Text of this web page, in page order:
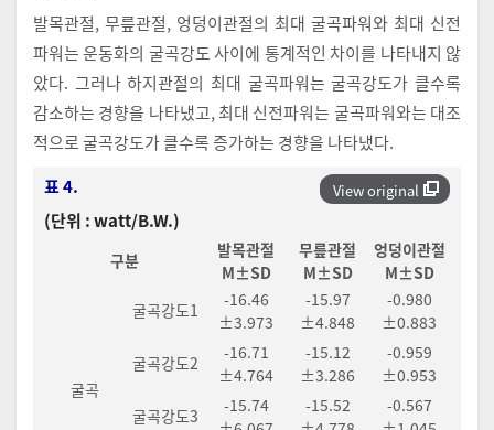
발목관절, 무릎관절, 엉덩이관절의 최대 굴곡파워와 최대 신전
파워는 운동화의 굴곡강도 사이에 통계적인 차이를 나타내지 않
았다. 그러나 하지관절의 최대 굴곡파워는 굴곡강도가 클수록
감소하는 경향을 나타냈고, 최대 신전파워는 굴곡파워와는 대조
적으로 굴곡강도가 클수록 증가하는 경향을 나타냈다.
View original
표 4.
(단위 : watt/B.W.)
구분 발목관절 무릎관절
엉덩이관절
M±SD
M±SD M±SD
굴곡
굴곡강도1
-16.46
±3.973
-15.97
±4.848
-0.980
±0.883
굴곡강도2
-16.71
±4.764
-15.12
±3.286
-0.959
±0.953
굴곡강도3
-15.74
-15.52
-0.567